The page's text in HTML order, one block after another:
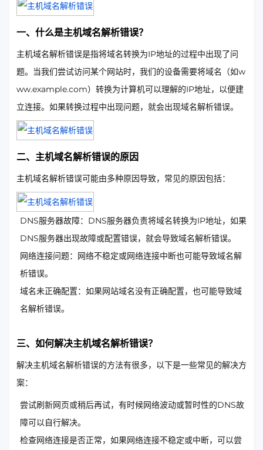
一、什么是主机域名解析错误？
主机域名解析错误是指将域名转换为IP地址的过程中出现了问
题。当我们尝试访问某个网站时，我们的设备需要将域名（如w
ww.example.com）转换为计算机可以理解的IP地址，以便建
立连接。如果转换过程中出现问题，就会出现域名解析错误。
二、主机域名解析错误的原因
主机域名解析错误可能由多种原因导致，常见的原因包括：
DNS服务器故障：DNS服务器负责将域名转换为IP地址，如果
DNS服务器出现故障或配置错误，就会导致域名解析错误。
网络连接问题：网络不稳定或网络连接中断也可能导致域名解
析错误。
域名未正确配置：如果网站域名没有正确配置，也可能导致域
名解析错误。
三、如何解决主机域名解析错误？
解决主机域名解析错误的方法有很多，以下是一些常见的解决方
案：
尝试刷新网页或稍后再试，有时候网络波动或暂时性的DNS故
障可以自行解决。
检查网络连接是否正常，如果网络连接不稳定或中断，可以尝